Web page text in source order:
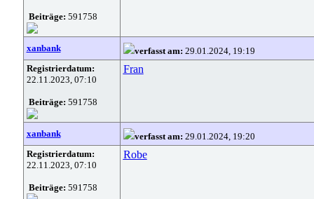
Beiträge: 591758
xanbank verfasst am: 29.01.2024, 19:19
Registrierdatum:
22.11.2023, 07:10
Beiträge: 591758
Fran
xanbank verfasst am: 29.01.2024, 19:20
Registrierdatum:
22.11.2023, 07:10
Beiträge: 591758
Robe